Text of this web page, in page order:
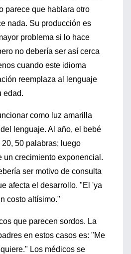
parece que hablara otro
nada. Su producción es
problema si lo hace
no debería ser así cerca
cuando este idioma
reemplaza al lenguaje
edad.
como luz amarilla
lenguaje. Al año, el bebé
50 palabras; luego
un crecimiento exponencial.
ser motivo de consulta
afecta el desarrollo. "El 'ya
costo altísimo."
que parecen sordos. La
en estos casos es: "Me
Los médicos se